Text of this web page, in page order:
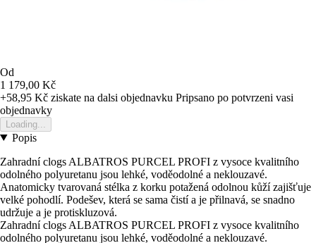
Od
1 179,00 Kč
+58,95 Kč ziskate na dalsi objednavku Pripsano po potvrzeni vasi
objednavky
Loading...
Popis
Zahradní clogs ALBATROS PURCEL PROFI z vysoce kvalitního
odolného polyuretanu jsou lehké, voděodolné a neklouzavé.
Anatomicky tvarovaná stélka z korku potažená odolnou kůží zajišťuje
velké pohodlí. Podešev, která se sama čistí a je přilnavá, se snadno
udržuje a je protiskluzová.
Zahradní clogs ALBATROS PURCEL PROFI z vysoce kvalitního
odolného polyuretanu jsou lehké, voděodolné a neklouzavé.